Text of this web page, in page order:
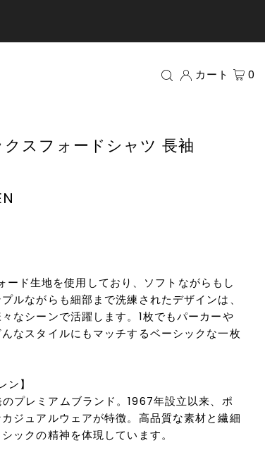
カート 0
スフォードシャツ 長袖
ード生地を使用しており、ソフトながらもし
ルながらも細部まで洗練されたデザインは、
なシーンで活躍します。1枚でもパーカーや
なスタイルにもマッチするベーシックな一枚
ン】
プレミアムブランド。1967年設立以来、ポ
ジュアルウェアが特徴。高品質な素材と繊細
ックの精神を体現しています。